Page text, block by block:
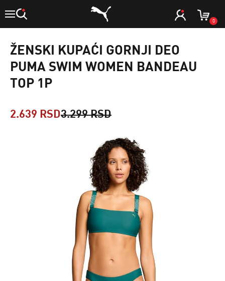
0
ŽENSKI KUPAĆI GORNJI DEO
PUMA SWIM WOMEN BANDEAU
TOP 1P
2.639 RSD3.299 RSD